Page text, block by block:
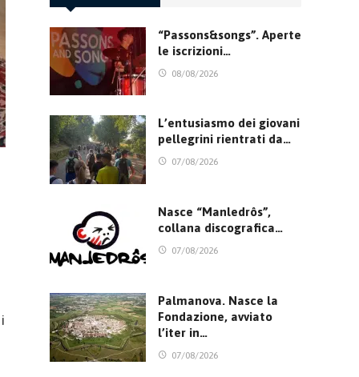
“Passons&songs”. Aperte
le iscrizioni…
08/08/2026
L’entusiasmo dei giovani
pellegrini rientrati da…
07/08/2026
Nasce “Manledrôs”,
collana discografica…
07/08/2026
Palmanova. Nasce la
Fondazione, avviato
l’iter in…
07/08/2026